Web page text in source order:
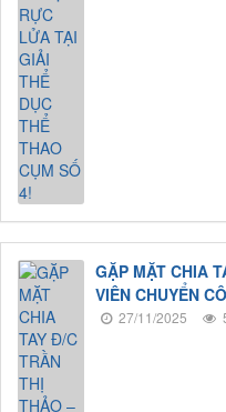
GẶP MẶT CHIA
VIÊN CHUYỂN
27/11/2025